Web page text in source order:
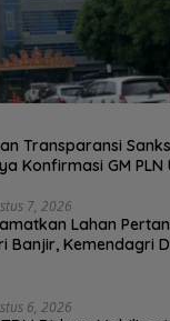
Transparansi
Konfirmasi GM PLN
7, 2026
Lahan
Banjir, Kemendagri
6, 2026